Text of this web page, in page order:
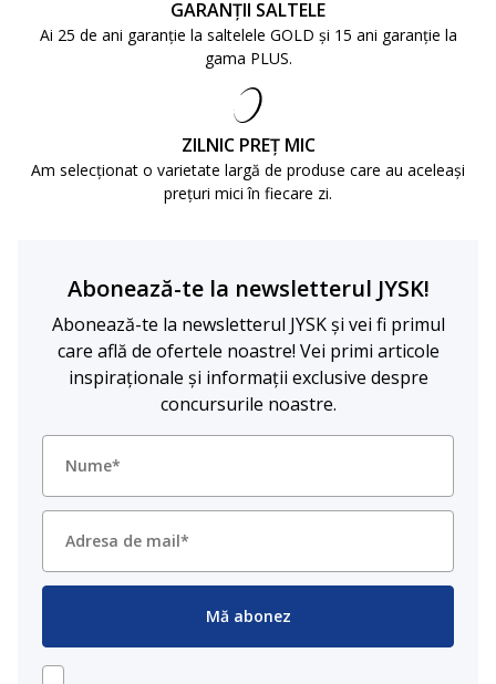
GARANȚII SALTELE
Ai 25 de ani garanție la saltelele GOLD și 15 ani garanție la
gama PLUS.
ZILNIC PREȚ MIC
Am selecționat o varietate largă de produse care au aceleași
prețuri mici în fiecare zi.
Abonează-te la newsletterul JYSK!
Abonează-te la newsletterul JYSK și vei fi primul
care află de ofertele noastre! Vei primi articole
inspiraționale și informații exclusive despre
concursurile noastre.
Mă abonez